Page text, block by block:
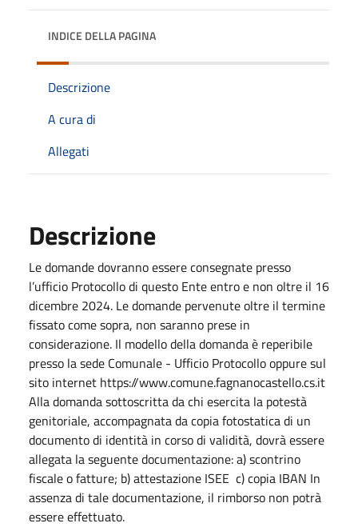
INDICE DELLA PAGINA
Descrizione
A cura di
Allegati
Descrizione
Le domande dovranno essere consegnate presso
l’ufficio Protocollo di questo Ente entro e non oltre il 16
dicembre 2024. Le domande pervenute oltre il termine
fissato come sopra, non saranno prese in
considerazione. Il modello della domanda è reperibile
presso la sede Comunale - Ufficio Protocollo oppure sul
sito internet https://www.comune.fagnanocastello.cs.it
Alla domanda sottoscritta da chi esercita la potestà
genitoriale, accompagnata da copia fotostatica di un
documento di identità in corso di validità, dovrà essere
allegata la seguente documentazione: a) scontrino
fiscale o fatture; b) attestazione ISEE c) copia IBAN In
assenza di tale documentazione, il rimborso non potrà
essere effettuato.